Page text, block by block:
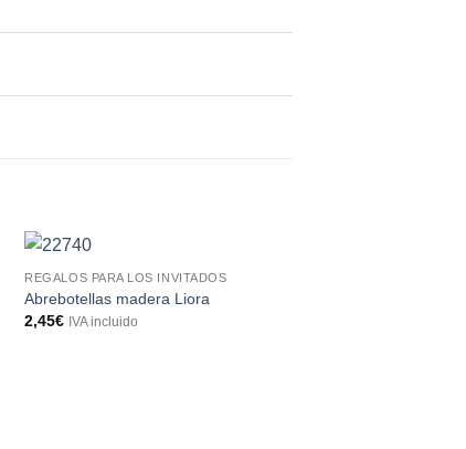
REGALOS PARA LOS INVITADOS
Abrebotellas madera Liora
2,45€ IVA incluido